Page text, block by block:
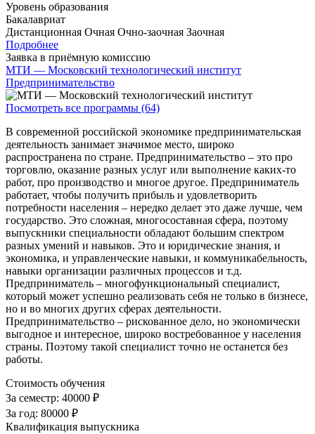
Уровень образования
Бакалавриат
Дистанционная Очная Очно-заочная Заочная
Подробнее
Заявка в приёмную комиссию
МТИ — Московский технологический институт
Предпринимательство
Посмотреть все программы (64)
В современной российской экономике предпринимательская
деятельность занимает значимое место, широко
распространена по стране. Предпринимательство – это про
торговлю, оказание разных услуг или выполнение каких-то
работ, про производство и многое другое. Предприниматель
работает, чтобы получить прибыль и удовлетворить
потребности населения – нередко делает это даже лучше, чем
государство. Это сложная, многосоставная сфера, поэтому
выпускники специальности обладают большим спектром
разных умений и навыков. Это и юридические знания, и
экономика, и управленческие навыки, и коммуникабельность,
навыки организации различных процессов и т.д.
Предприниматель – многофункциональный специалист,
который может успешно реализовать себя не только в бизнесе,
но и во многих других сферах деятельности.
Предпринимательство – рискованное дело, но экономически
выгодное и интересное, широко востребованное у населения
страны. Поэтому такой специалист точно не останется без
работы.
Стоимость обучения
За семестр: 40000 ₽
За год: 80000 ₽
Квалификация выпускника